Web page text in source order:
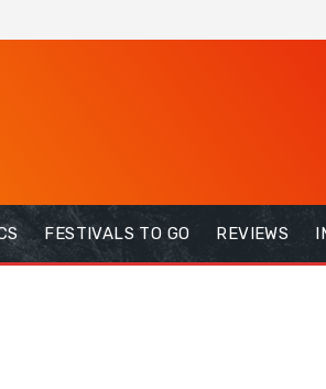
FESTIVALS TO GO REVIEWS